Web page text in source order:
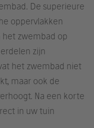
De superieure
oppervlakken
het zwembad op
zijn
het zwembad niet
maar ook de
Na een korte
in uw tuin